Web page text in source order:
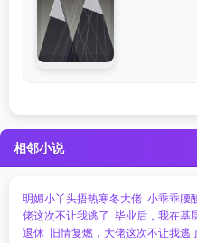
相邻小说
明媚小丫头捂热寒冬大佬 小乖乖腰
佬这次不让我逃了 毕业后，我在基
退休
旧情复燃，大佬这次不让我逃